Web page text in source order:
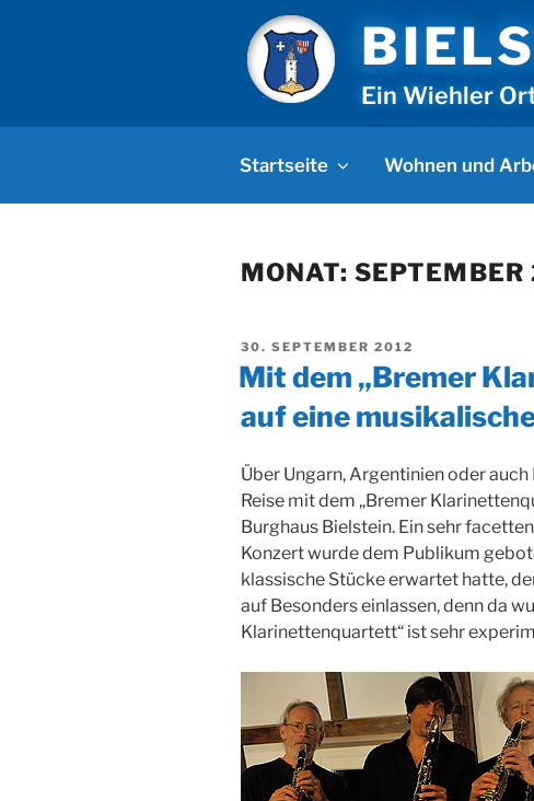
Ein Wiehler
Startseite Wohnen und
MONAT: SEPTEMBER
VERÖFFENTLICHT
AM
30. SEPTEMBER 2012
Mit dem „Bremer
auf eine
Über Ungarn, Argentinien oder
Reise mit dem „Bremer
Burghaus Bielstein. Ein sehr
Konzert wurde dem Publikum
klassische Stücke erwartet hatte,
auf Besonders einlassen, denn da
Klarinettenquartett“ ist sehr